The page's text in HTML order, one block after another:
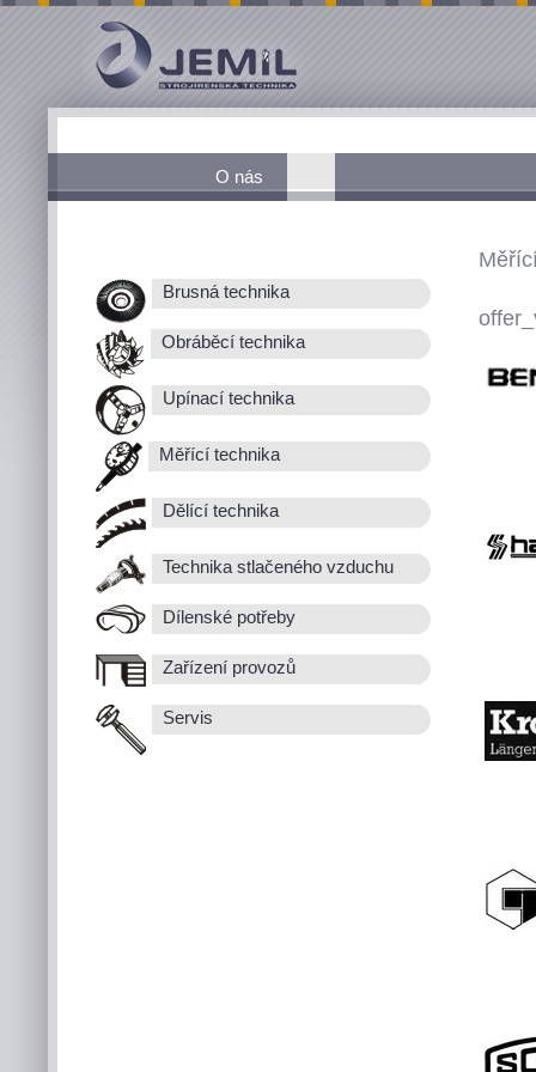
O nás
Brusná technika
Obráběcí technika
Upínací technika
Měřící technika
Dělící technika
Technika stlačeného vzduchu
Dílenské potřeby
Zařízení provozů
Servis